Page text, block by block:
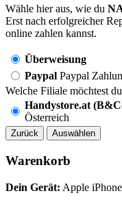
Wähle hier aus, wie du
Erst nach erfolgreicher
online zahlen kannst.
Überweisung
Paypal Paypal
Welche Filiale möchtest
Handystore.at
Österreich
Zurück Auswählen
Warenkorb
Dein Gerät: Apple